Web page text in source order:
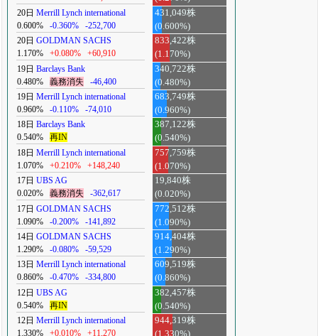
20日 Merrill Lynch international
0.600%
-0.360% -252,700
431,049株
(0.600%)
20日 GOLDMAN SACHS
1.170%
+0.080% +60,910
833,422株
(1.170%)
19日 Barclays Bank
0.480%
義務消失 -46,400
340,722株
(0.480%)
19日 Merrill Lynch international
0.960%
-0.110% -74,010
683,749株
(0.960%)
18日 Barclays Bank
0.540%
再IN
387,122株
(0.540%)
18日 Merrill Lynch international
1.070%
+0.210% +148,240
757,759株
(1.070%)
17日 UBS AG
0.020%
義務消失 -362,617
19,840株
(0.020%)
17日 GOLDMAN SACHS
1.090%
-0.200% -141,892
772,512株
(1.090%)
14日 GOLDMAN SACHS
1.290%
-0.080% -59,529
914,404株
(1.290%)
13日 Merrill Lynch international
0.860%
-0.470% -334,800
609,519株
(0.860%)
12日 UBS AG
0.540%
再IN
382,457株
(0.540%)
12日 Merrill Lynch international
1.330%
+0.010% +11,270
944,319株
(1.330%)